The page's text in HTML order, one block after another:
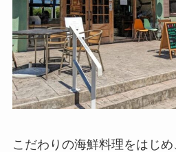
こだわりの海鮮料理をはじ